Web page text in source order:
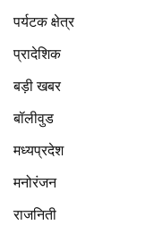
पर्यटक क्षेत्र
प्रादेशिक
बड़ी खबर
बॉलीवुड
मध्यप्रदेश
मनोरंजन
राजनिती